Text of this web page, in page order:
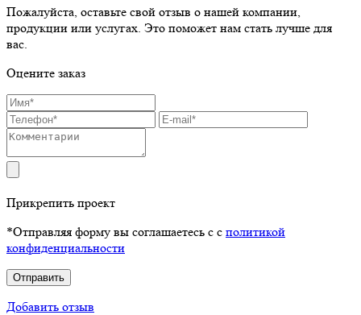
Пожалуйста, оставьте свой отзыв о нашей компании,
продукции или услугах. Это поможет нам стать лучше для
вас.
Оцените заказ
Прикрепить проект
*Отправляя форму вы соглашаетесь с с политикой
конфиденциальности
Отправить
Добавить отзыв